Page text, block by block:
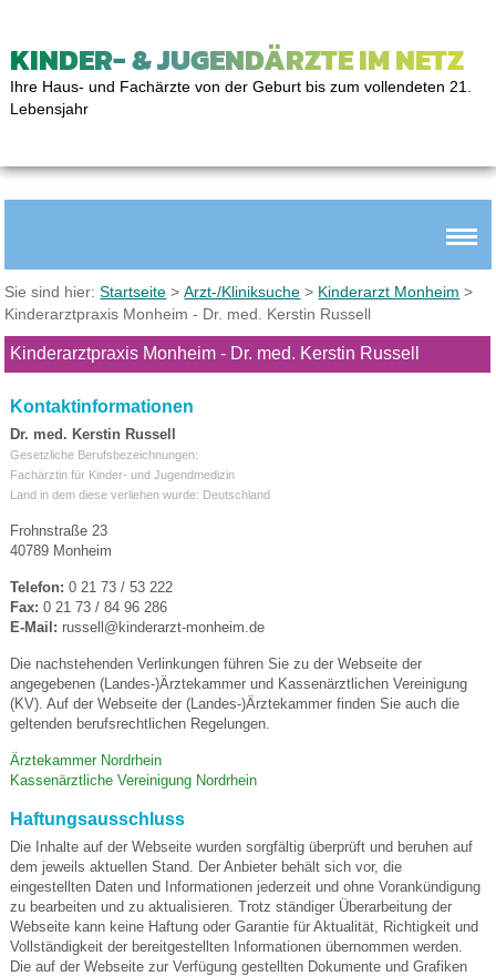
KINDER- & JUGENDÄRZTE IM NETZ
Ihre Haus- und Fachärzte von der Geburt bis zum vollendeten 21.
Lebensjahr
Sie sind hier:Startseite >Arzt-/Kliniksuche > Kinderarzt Monheim >
Kinderarztpraxis Monheim - Dr. med. Kerstin Russell
Kinderarztpraxis Monheim - Dr. med. Kerstin Russell
Kontaktinformationen
Dr. med. Kerstin Russell
Gesetzliche Berufsbezeichnungen:
Fachärztin für Kinder- und Jugendmedizin
Land in dem diese verliehen wurde: Deutschland
Frohnstraße 23
40789 Monheim
Telefon: 0 21 73 / 53 222
Fax: 0 21 73 / 84 96 286
E-Mail: russell@kinderarzt-monheim.de
Die nachstehenden Verlinkungen führen Sie zu der Webseite der
angegebenen (Landes-)Ärztekammer und Kassenärztlichen Vereinigung
(KV). Auf der Webseite der (Landes-)Ärztekammer finden Sie auch die
geltenden berufsrechtlichen Regelungen.
Ärztekammer Nordrhein
Kassenärztliche Vereinigung Nordrhein
Haftungsausschluss
Die Inhalte auf der Webseite wurden sorgfältig überprüft und beruhen auf
dem jeweils aktuellen Stand. Der Anbieter behält sich vor, die
eingestellten Daten und Informationen jederzeit und ohne Vorankündigung
zu bearbeiten und zu aktualisieren. Trotz ständiger Überarbeitung der
Webseite kann keine Haftung oder Garantie für Aktualität, Richtigkeit und
Vollständigkeit der bereitgestellten Informationen übernommen werden.
Die auf der Webseite zur Verfügung gestellten Dokumente und Grafiken